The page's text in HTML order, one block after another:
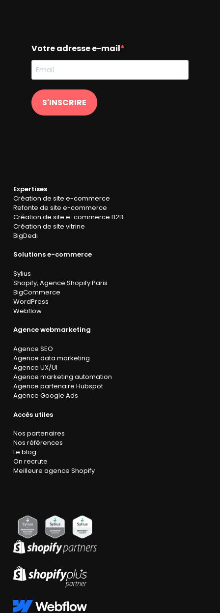
Votre adresse e-mail
S'INSCRIRE
Expertises
Création de site e-commerce
Refonte de site e-commerce
Création de site e-commerce B2B
Création de site vitrine
BigDedi
Solutions e-commerce
Sylius
Shopify, Agence Shopify Paris
BigCommerce
WordPress
Webflow
Agence webmarketing
Agence SEO
Agence data marketing
Agence UX/UI
Agence marketing automation
Agence partenaire Hubspot
Agence Google Ads
Accès utiles
Nos partenaires
Nos références
Le blog
On recrute
Meilleure agence Shopify